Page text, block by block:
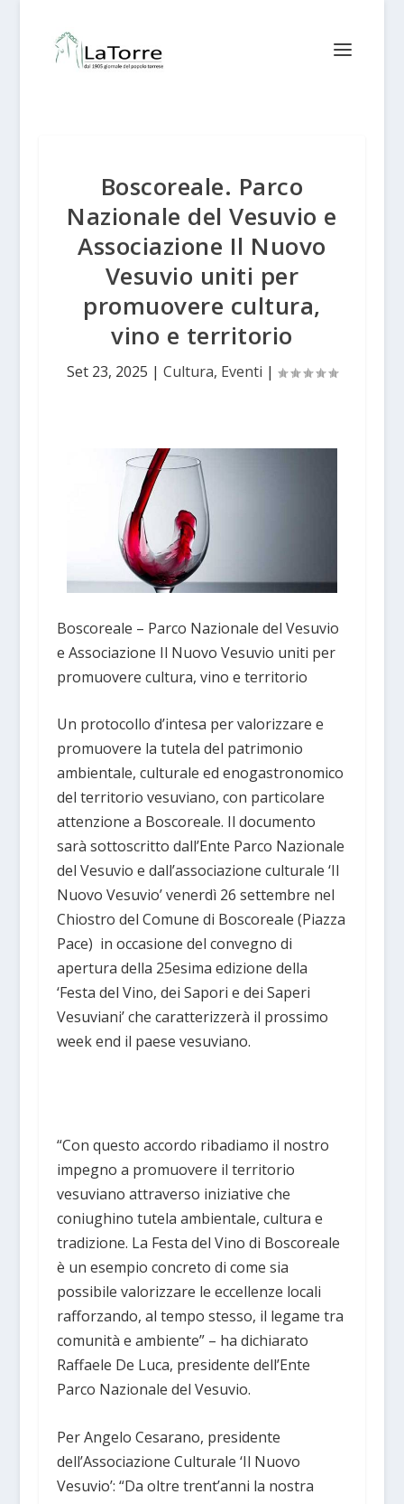
Boscoreale. Parco
Nazionale del Vesuvio e
Associazione Il Nuovo
Vesuvio uniti per
promuovere cultura,
vino e territorio
Set 23, 2025 | Cultura, Eventi |
Boscoreale – Parco Nazionale del Vesuvio
e Associazione Il Nuovo Vesuvio uniti per
promuovere cultura, vino e territorio
Un protocollo d’intesa per valorizzare e
promuovere la tutela del patrimonio
ambientale, culturale ed enogastronomico
del territorio vesuviano, con particolare
attenzione a Boscoreale. Il documento
sarà sottoscritto dall’Ente Parco Nazionale
del Vesuvio e dall’associazione culturale ‘Il
Nuovo Vesuvio’ venerdì 26 settembre nel
Chiostro del Comune di Boscoreale (Piazza
Pace) in occasione del convegno di
apertura della 25esima edizione della
‘Festa del Vino, dei Sapori e dei Saperi
Vesuviani’ che caratterizzerà il prossimo
week end il paese vesuviano.
“Con questo accordo ribadiamo il nostro
impegno a promuovere il territorio
vesuviano attraverso iniziative che
coniughino tutela ambientale, cultura e
tradizione. La Festa del Vino di Boscoreale
è un esempio concreto di come sia
possibile valorizzare le eccellenze locali
rafforzando, al tempo stesso, il legame tra
comunità e ambiente” – ha dichiarato
Raffaele De Luca, presidente dell’Ente
Parco Nazionale del Vesuvio.
Per Angelo Cesarano, presidente
dell’Associazione Culturale ‘Il Nuovo
Vesuvio’: “Da oltre trent’anni la nostra